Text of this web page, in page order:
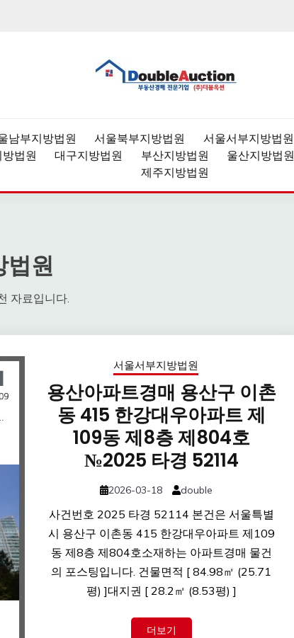
남부지방법원 서울북부지방법원 서울서부지방법원
법원 대구지방법원 부산지방법원 울산지방법원
제주지방법원
법원
자료입니다.
서울서부지방법원
용산아파트경매 용산구 이촌
동 415 한강대우아파트 제
109동 제8층 제804호
№2025 타경 52114
2026-03-18 double
사건번호 2025 타경 52114 본건은 서울특별
시 용산구 이촌동 415 한강대우아파트 제109
동 제8층 제804호소재하는 아파트경매 물건
의 포스팅입니다. 건물면적 [ 84.98㎡ (25.71
평) ]대지권 [ 28.2㎡ (8.53평) ]
더보기